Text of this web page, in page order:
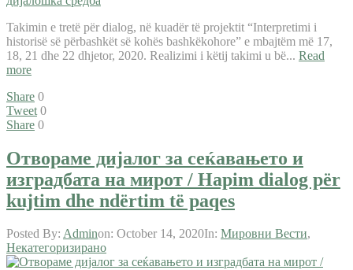
Takimin e tretë për dialog, në kuadër të projektit “Interpretimi i
historisë së përbashkët së kohës bashkëkohore” e mbajtëm më 17,
18, 21 dhe 22 dhjetor, 2020. Realizimi i këtij takimi u bë... Read
more
Share 0
Tweet 0
Share 0
Отвораме дијалог за сеќавањето и
изградбата на мирот / Hapim dialog për
kujtim dhe ndërtim të paqes
Posted By: Adminon: October 14, 2020In: Мировни Вести,
Некатегоризирано